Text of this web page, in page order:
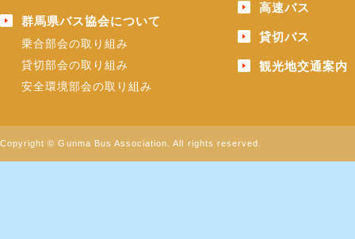
群馬県バス協会について
乗合部会の取り組み
貸切部会の取り組み
安全環境部会の取り組み
高速バス
貸切バス
観光地交通案内
Copyright © Gunma Bus Association. All rights reserved.